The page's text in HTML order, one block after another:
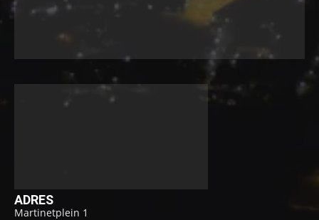
ADRES
Martinetplein 1